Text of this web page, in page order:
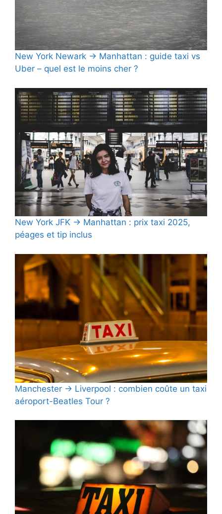
New York Newark → Manhattan : guide taxi vs
Uber – quel est le moins cher ?
New York JFK → Manhattan : prix taxi 2025,
péages et tip inclus
Manchester → Liverpool : combien coûte un taxi
aéroport-Beatles Tour ?